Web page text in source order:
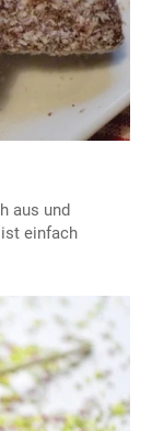
aus und
einfach